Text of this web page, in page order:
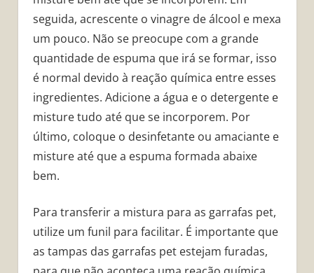
seguida, acrescente o vinagre de álcool e mexa
um pouco. Não se preocupe com a grande
quantidade de espuma que irá se formar, isso
é normal devido à reação química entre esses
ingredientes. Adicione a água e o detergente e
misture tudo até que se incorporem. Por
último, coloque o desinfetante ou amaciante e
misture até que a espuma formada abaixe
bem.
Para transferir a mistura para as garrafas pet,
utilize um funil para facilitar. É importante que
as tampas das garrafas pet estejam furadas,